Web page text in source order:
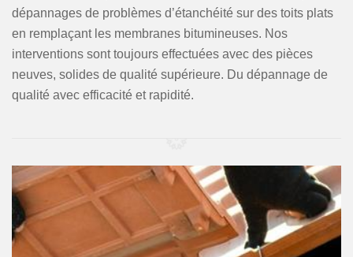
dépannages de problèmes d’étanchéité sur des toits plats
en remplaçant les membranes bitumineuses. Nos
interventions sont toujours effectuées avec des pièces
neuves, solides de qualité supérieure. Du dépannage de
qualité avec efficacité et rapidité.